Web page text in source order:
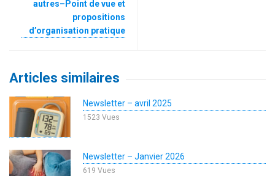
autres–Point de vue et
propositions
d’organisation pratique
Articles similaires
Newsletter – avril 2025
1523 Vues
Newsletter – Janvier 2026
619 Vues